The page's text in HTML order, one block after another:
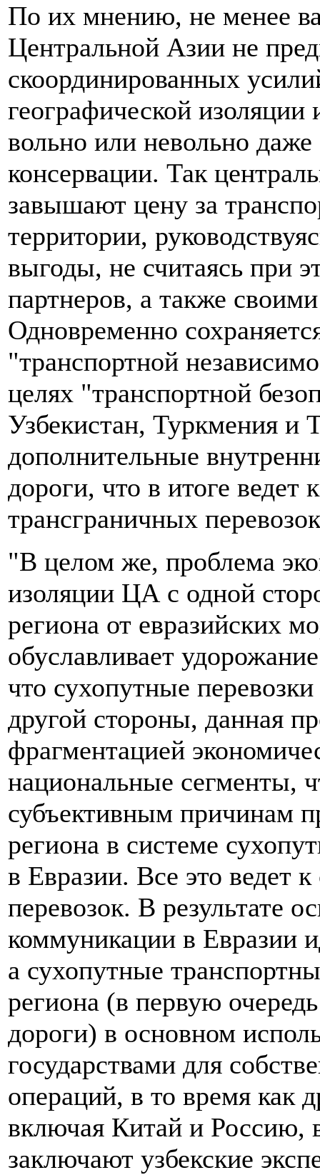
По их мнению, не менее
Центральной Азии не
скоординированных
географической изоляции
вольно или невольно
консервации. Так
завышают цену за
территории,
выгоды, не считаясь при
партнеров, а также
Одновременно
"транспортной
целях "транспортной
Узбекистан, Туркмения и
дополнительные
дороги, что в итоге
трансграничных
"В целом же, проблема
изоляции ЦА с одной
региона от евразийских
обуславливает
что сухопутные
другой стороны, данная
фрагментацией
национальные сегменты,
субъективным причинам
региона в системе
в Евразии. Все это ведет
перевозок. В результате
коммуникации в Евразии
а сухопутные
региона (в первую
дороги) в основном
государствами для
операций, в то время как
включая Китай и Россию,
заключают узбекские